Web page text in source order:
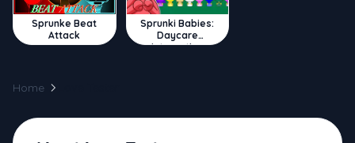
Sprunke Beat
Attack
Sprunki Babies:
Daycare
Interactive
Home